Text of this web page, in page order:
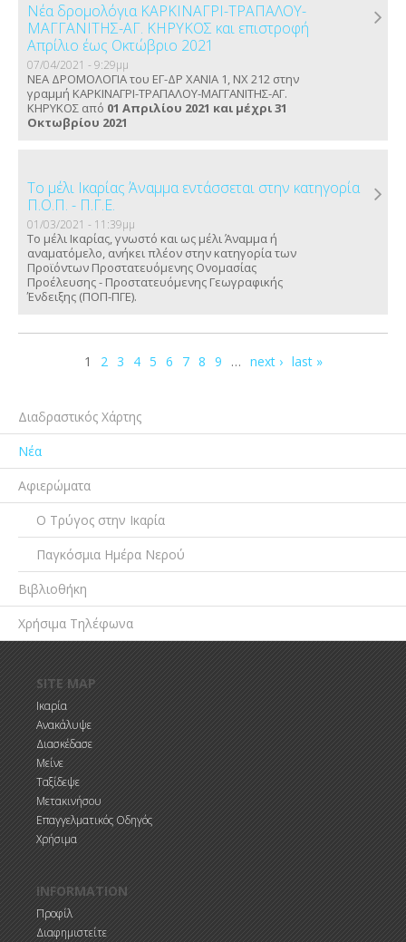
Νέα δρομολόγια ΚΑΡΚΙΝΑΓΡΙ-ΤΡΑΠΑΛΟΥ-
ΜΑΓΓΑΝΙΤΗΣ-ΑΓ. ΚΗΡΥΚΟΣ και επιστροφή
Απρίλιο έως Οκτώβριο 2021
07/04/2021 - 9:29μμ
ΝΕΑ ΔΡΟΜΟΛΟΓΙΑ του ΕΓ-ΔΡ ΧΑΝΙΑ 1, ΝΧ 212 στην
γραμμή ΚΑΡΚΙΝΑΓΡΙ-ΤΡΑΠΑΛΟΥ-ΜΑΓΓΑΝΙΤΗΣ-ΑΓ.
ΚΗΡΥΚΟΣ από 01 Απριλίου 2021 και μέχρι 31
Οκτωβρίου 2021
Το μέλι Ικαρίας Άναμμα εντάσσεται στην κατηγορία
Π.Ο.Π. - Π.Γ.Ε.
01/03/2021 - 11:39μμ
Το μέλι Ικαρίας, γνωστό και ως μέλι Άναμμα ή
αναματόμελο, ανήκει πλέον στην κατηγορία των
Προϊόντων Προστατευόμενης Ονομασίας
Προέλευσης - Προστατευόμενης Γεωγραφικής
Ένδειξης (ΠΟΠ-ΠΓΕ).
1 2 3 4 5 6 7 8 9 … next › last »
Διαδραστικός Χάρτης
Νέα
Αφιερώματα
Ο Τρύγος στην Ικαρία
Παγκόσμια Ημέρα Νερού
Βιβλιοθήκη
Χρήσιμα Τηλέφωνα
SITE MAP
Ικαρία
Ανακάλυψε
Διασκέδασε
Μείνε
Ταξίδεψε
Μετακινήσου
Επαγγελματικός Οδηγός
Χρήσιμα
INFORMATION
Προφίλ
Διαφημιστείτε